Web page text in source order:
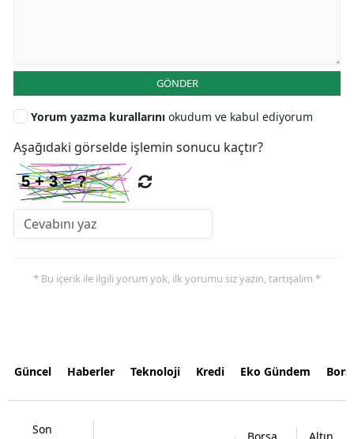
GÖNDER
Yorum yazma kurallarını okudum ve kabul ediyorum
Aşağıdaki görselde işlemin sonucu kaçtır?
* Bu içerik ile ilgili yorum yok, ilk yorumu siz yazın, tartışalım *
Güncel Haberler Teknoloji Kredi Eko Gündem
Son